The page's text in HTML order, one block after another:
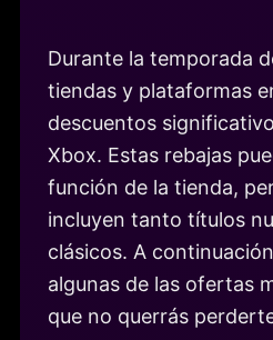
Durante la temporada
tiendas y plataformas
descuentos
Xbox. Estas rebajas
función de la tienda,
incluyen tanto títulos
clásicos. A
algunas de las ofertas
que no querrás